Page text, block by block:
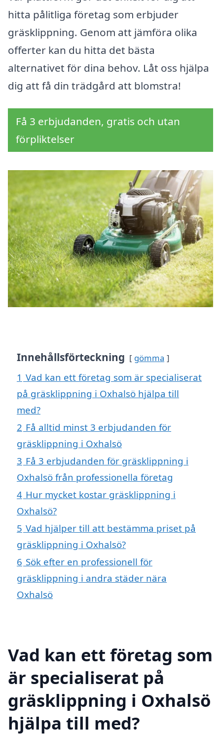
hitta pålitliga företag som erbjuder
gräsklippning. Genom att jämföra olika
offerter kan du hitta det bästa
alternativet för dina behov. Låt oss hjälpa
dig att få din trädgård att blomstra!
Få 3 erbjudanden, gratis och utan
förpliktelser
Innehållsförteckning gömma
1 Vad kan ett företag som är specialiserat
på gräsklippning i Oxhalsö hjälpa till
med?
2 Få alltid minst 3 erbjudanden för
gräsklippning i Oxhalsö
3 Få 3 erbjudanden för gräsklippning i
Oxhalsö från professionella företag
4 Hur mycket kostar gräsklippning i
Oxhalsö?
5 Vad hjälper till att bestämma priset på
gräsklippning i Oxhalsö?
6 Sök efter en professionell för
gräsklippning i andra städer nära
Oxhalsö
Vad kan ett företag som
är specialiserat på
gräsklippning i Oxhalsö
hjälpa till med?